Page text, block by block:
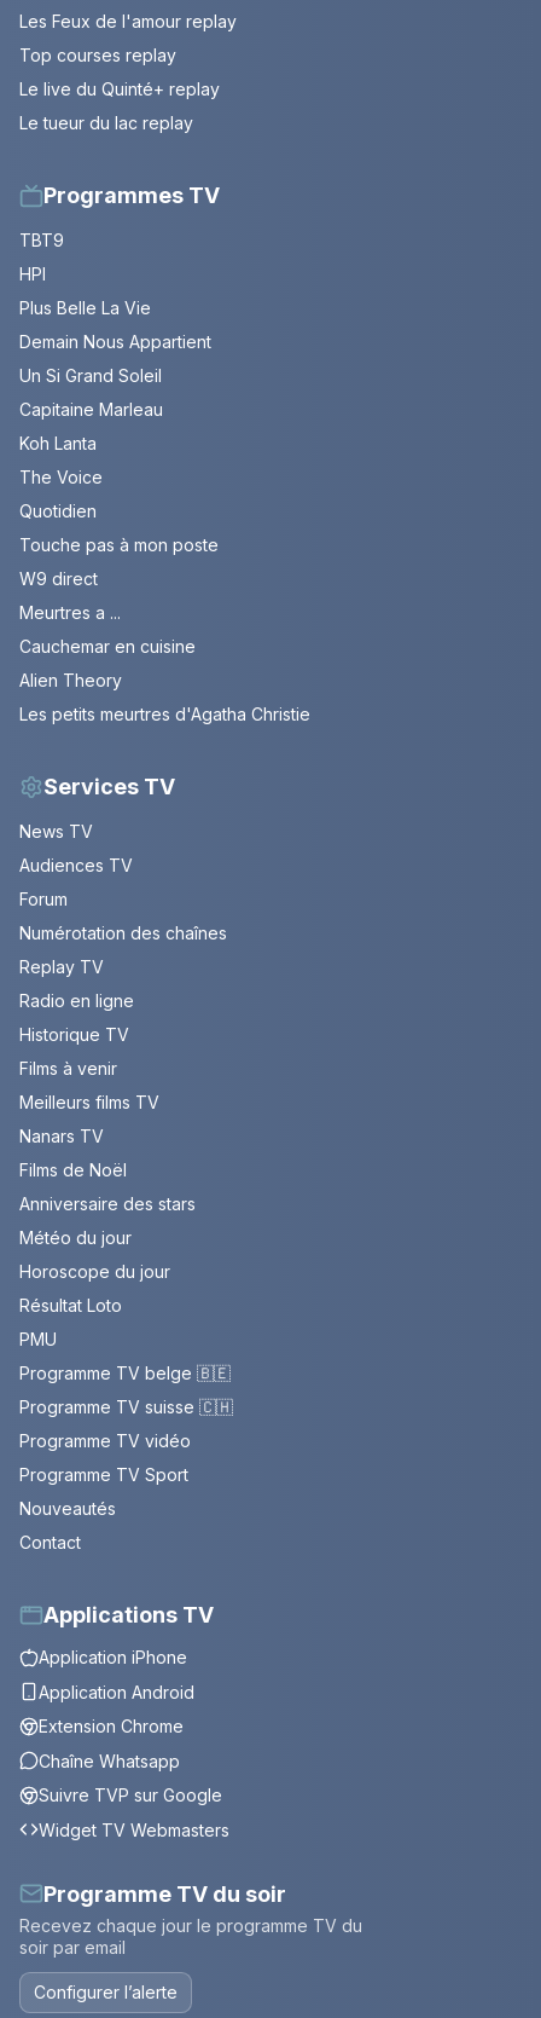
Les Feux de l'amour replay
Top courses replay
Le live du Quinté+ replay
Le tueur du lac replay
Programmes TV
TBT9
HPI
Plus Belle La Vie
Demain Nous Appartient
Un Si Grand Soleil
Capitaine Marleau
Koh Lanta
The Voice
Quotidien
Touche pas à mon poste
W9 direct
Meurtres a ...
Cauchemar en cuisine
Alien Theory
Les petits meurtres d'Agatha Christie
Services TV
News TV
Audiences TV
Forum
Numérotation des chaînes
Replay TV
Radio en ligne
Historique TV
Films à venir
Meilleurs films TV
Nanars TV
Films de Noël
Anniversaire des stars
Météo du jour
Horoscope du jour
Résultat Loto
PMU
Programme TV belge 🇧🇪
Programme TV suisse 🇨🇭
Programme TV vidéo
Programme TV Sport
Nouveautés
Contact
Applications TV
Application iPhone
Application Android
Extension Chrome
Chaîne Whatsapp
Suivre TVP sur Google
Widget TV Webmasters
Programme TV du soir
Recevez chaque jour le programme TV du
soir par email
Configurer l’alerte